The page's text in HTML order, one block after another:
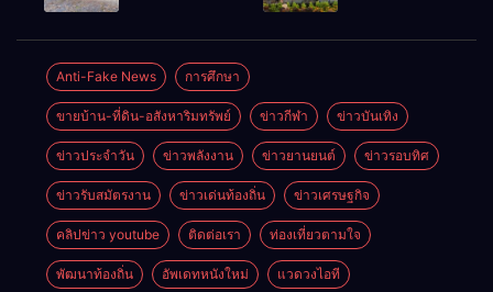
Thailand
2026 เชื่อม 4
งานใหญ่
สร้างโอกาส
ธุรกิจครบ
วงจร ด้วยครับ
เศรษฐกิจ
เพลิงขั้นต้น”
ยกระดับ
ศักยภาพเจ้า
หน้าที่ท้องถิ่น
รับมืออัคคีภัย
ตามมาตรฐาน
สากล
เวทีระดับชาติ
NCPD 2026
เปลี่ยน “ผ้า
เหลือ” สู่ราย
ได้ที่ยั่งยืน
Anti-Fake News การศึกษา
ขายบ้าน-ที่ดิน-อสังหาริมทรัพย์ ข่าวกีฬา ข่าวบันเทิง
ข่าวประจำวัน ข่าวพลังงาน ข่าวยานยนต์ ข่าวรอบทิศ
ข่าวรับสมัตรงาน ข่าวเด่นท้องถิ่น ข่าวเศรษฐกิจ
คลิปข่าว youtube ติดต่อเรา ท่องเที่ยวตามใจ
พัฒนาท้องถิ่น อัพเดทหนังใหม่ แวดวงไอที